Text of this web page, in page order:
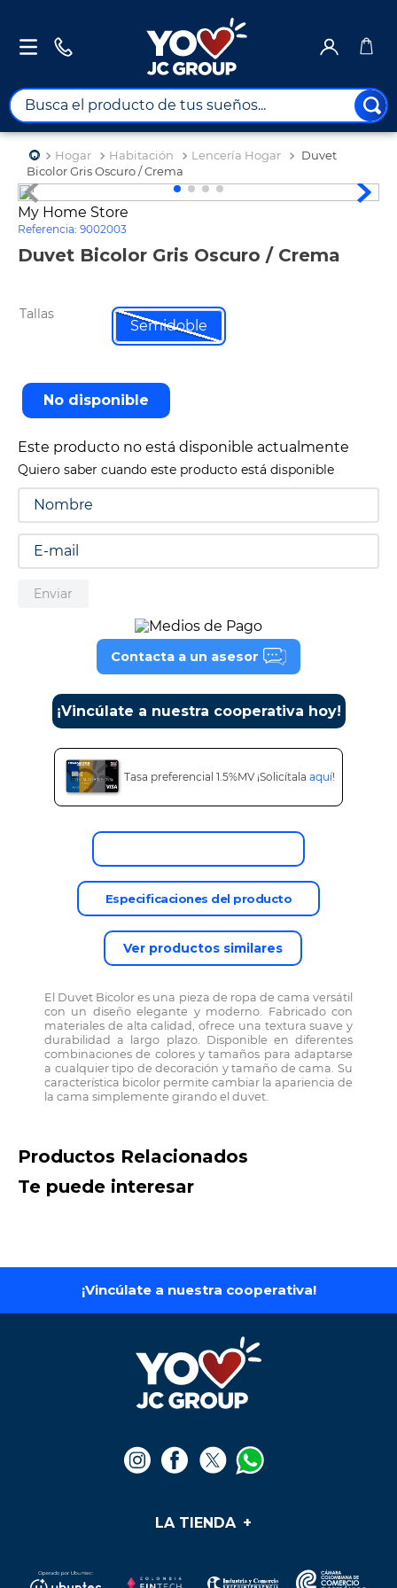
Busca el producto de tus sueños...
Hogar Habitación Lencería Hogar
Duvet
Bicolor Gris Oscuro / Crema
My Home Store
Referencia: 9002003
Duvet Bicolor Gris Oscuro / Crema
Tallas
Semidoble
No disponible
Este producto no está disponible actualmente
Quiero saber cuando este producto está disponible
Enviar
Contacta a un asesor
¡Vincúlate a nuestra cooperativa hoy!
Tasa preferencial 1.5%MV ¡Solicítala aquí!
Especificaciones del producto
Ver productos similares
El Duvet Bicolor es una pieza de ropa de cama versátil
con un diseño elegante y moderno. Fabricado con
materiales de alta calidad, ofrece una textura suave y
durabilidad a largo plazo. Disponible en diferentes
combinaciones de colores y tamaños para adaptarse
a cualquier tipo de decoración y tamaño de cama. Su
característica bicolor permite cambiar la apariencia de
la cama simplemente girando el duvet.
Productos Relacionados
Te puede interesar
¡Vincúlate a nuestra cooperativa!
LA TIENDA +
Mis pedidos
TÉRMINOS MÁS BUSCADOS
1.
combos
2.
maximuebles
3.
4.
nevera
turismo
8.
cine
9.
tv
10. alexa echo dot 5